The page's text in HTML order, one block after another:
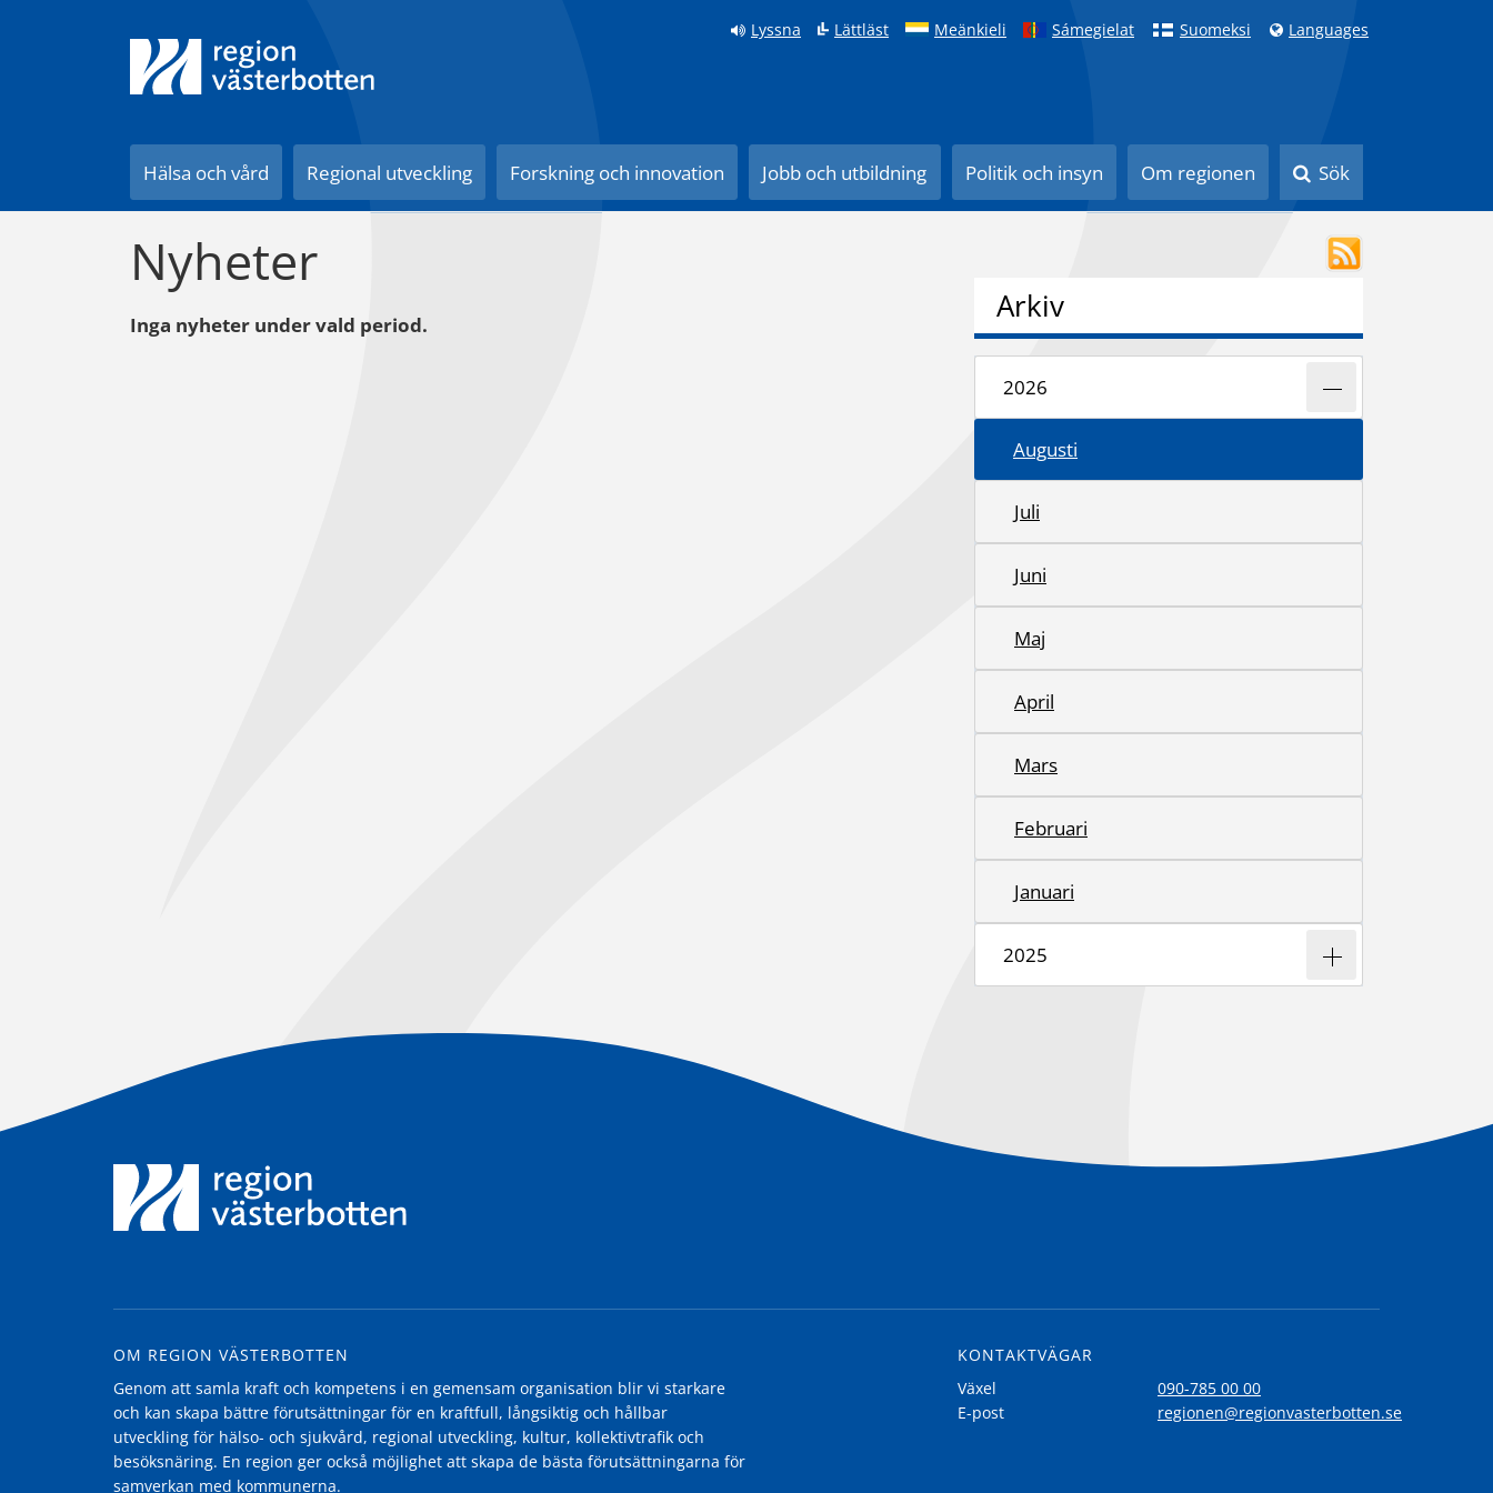
Lyssna Lättläst Meänkieli Sámegielat Suomeksi Languages
Hälsa och vård Regional utveckling Forskning och innovation Jobb och utbildning Politik och insyn Om regionen Sök
Nyheter
Inga nyheter under vald period. Arkiv
2026
Augusti
Juli
Juni
Maj
April
Mars
Februari
Januari
2025
OM REGION VÄSTERBOTTEN
Genom att samla kraft och kompetens i en gemensam organisation blir vi starkare
och kan skapa bättre förutsättningar för en kraftfull, långsiktig och hållbar
utveckling för hälso- och sjukvård, regional utveckling, kultur, kollektivtrafik och
besöksnäring. En region ger också möjlighet att skapa de bästa förutsättningarna för
samverkan med kommunerna.
KONTAKTVÄGAR
Växel
090-785 00 00
E-post
regionen@regionvasterbotten.se